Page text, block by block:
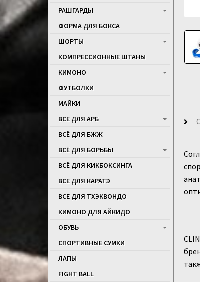
РАШГАРДЫ
ФОРМА ДЛЯ БОКСА
ШОРТЫ
КОМПРЕССИОННЫЕ ШТАНЫ
КИМОНО
ФУТБОЛКИ
МАЙКИ
ВСЕ ДЛЯ АРБ
ВСЁ ДЛЯ БЖЖ
ВСЁ ДЛЯ БОРЬБЫ
ВСЁ ДЛЯ КИКБОКСИНГА
ВСЕ ДЛЯ КАРАТЭ
ВСЕ ДЛЯ ТХЭКВОНДО
КИМОНО ДЛЯ АЙКИДО
ОБУВЬ
СПОРТИВНЫЕ СУМКИ
ЛАПЫ
FIGHT BALL